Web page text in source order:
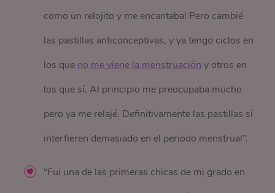
como un relojito y me encantaba! Pero cambié
las pastillas anticonceptivas, y ya tengo ciclos en
los que no me viene la menstruación y otros en
los que sí. Al principio me preocupaba mucho
pero ya me relajé. Definitivamente las pastillas sí
interfieren demasiado en el periodo menstrual”.
“Fui una de las primeras chicas de mi grado en